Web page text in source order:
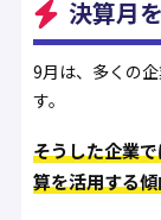
決算月
9月は、多くの
す。
そうした企業
算を活用する